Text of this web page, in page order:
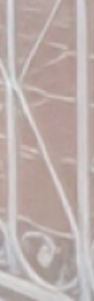
ドウで開きます))